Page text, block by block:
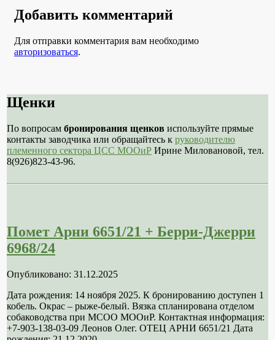
Добавить комментарий
Для отправки комментария вам необходимо
авторизоваться.
Щенки
По вопросам бронирования щенков используйте прямые
контакты заводчика или обращайтесь к руководителю
племенного сектора ЦСС МООиР Ирине Миловановой, тел.
8(926)823-43-96.
Помет Арни 6651/21 + Берри-Джерри
6968/24
Опубликовано: 31.12.2025
Дата рождения: 14 ноября 2025. К бронированию доступен 1
кобель. Окрас – рыже-белый. Вязка спланирована отделом
собаководства при МСОО МООиР. Контактная информация:
+7-903-138-03-09 Леонов Олег. ОТЕЦ АРНИ 6651/21 Дата